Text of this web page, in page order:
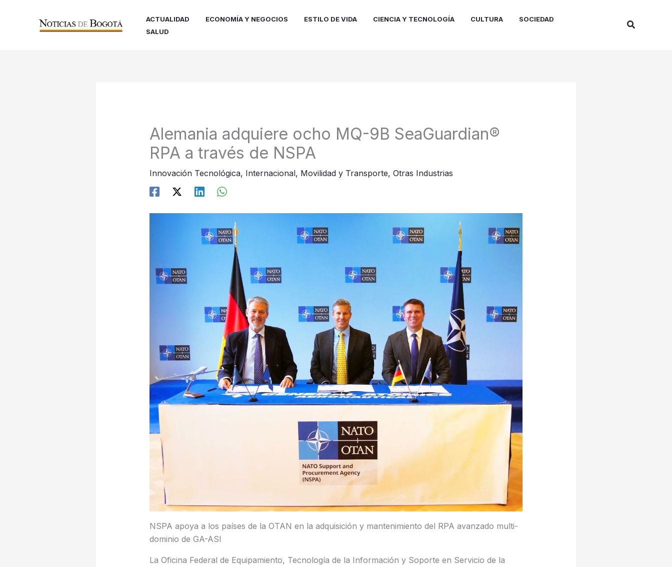
ACTUALIDAD ECONOMÍA Y NEGOCIOS ESTILO DE VIDA CIENCIA Y TECNOLOGÍA CULTURA
SOCIEDAD
SALUD
Buscar
Alemania adquiere ocho MQ-9B SeaGuardian®
RPA a través de NSPA
Innovación Tecnológica, Internacional, Movilidad y Transporte, Otras Industrias
NSPA apoya a los países de la OTAN en la adquisición y mantenimiento del RPA avanzado multi-
dominio de GA-ASI
La Oficina Federal de Equipamiento, Tecnología de la Información y Soporte en Servicio de la